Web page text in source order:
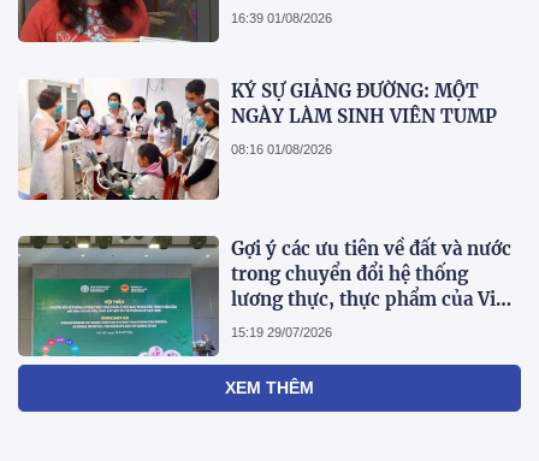
16:39 01/08/2026
KÝ SỰ GIẢNG ĐƯỜNG: MỘT
NGÀY LÀM SINH VIÊN TUMP
08:16 01/08/2026
Gợi ý các ưu tiên về đất và nước
trong chuyển đổi hệ thống
lương thực, thực phẩm của Việt
Nam theo FAO Roadmap
15:19 29/07/2026
XEM THÊM